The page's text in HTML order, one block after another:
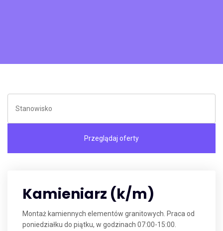
Kamieniarz (k/m)
Montaż kamiennych elementów granitowych. Praca od
poniedziałku do piątku, w godzinach 07:00-15:00.